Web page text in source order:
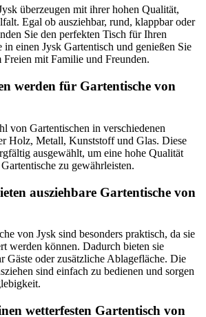
überzeugen mit ihrer hohen Qualität,
Egal ob ausziehbar, rund, klappbar oder
Sie den perfekten Tisch für Ihren
in einen Jysk Gartentisch und genießen Sie
Freien mit Familie und Freunden.
werden für Gartentische von
von Gartentischen in verschiedenen
Holz, Metall, Kunststoff und Glas. Diese
ausgewählt, um eine hohe Qualität
zu gewährleisten.
ausziehbare Gartentische von
von Jysk sind besonders praktisch, da sie
werden können. Dadurch bieten sie
Gäste oder zusätzliche Ablagefläche. Die
sind einfach zu bedienen und sorgen
wetterfesten Gartentisch von